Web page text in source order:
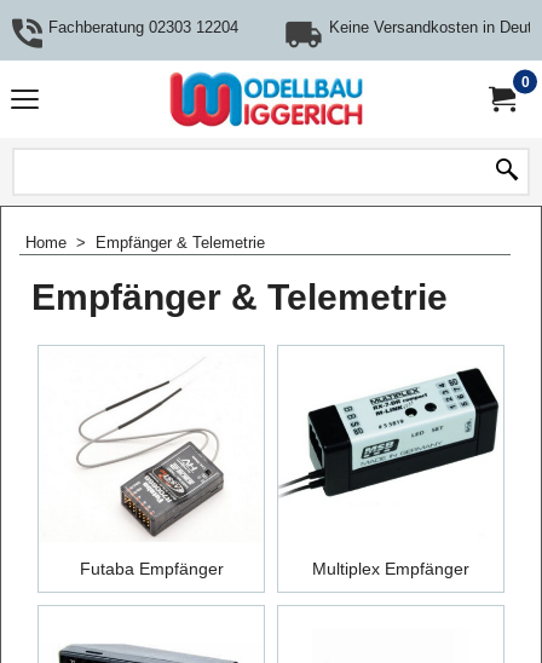
Fachberatung 02303 12204 Keine Versandkosten in
0
Home > Empfänger & Telemetrie
Empfänger & Telemetrie
Futaba Empfänger Multiplex Empfänger